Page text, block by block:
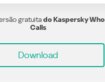
gratuitado Kaspersky Who
Calls
Download